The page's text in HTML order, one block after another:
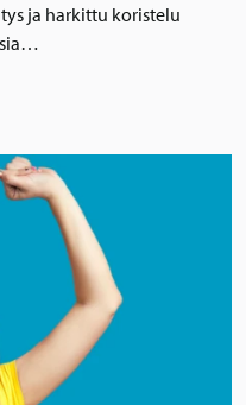
ja harkittu koristelu